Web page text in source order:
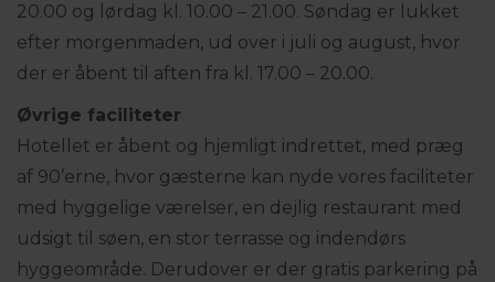
20.00 og lørdag kl. 10.00 – 21.00. Søndag er lukket
efter morgenmaden, ud over i juli og august, hvor
der er åbent til aften fra kl. 17.00 – 20.00.
Øvrige faciliteter
Hotellet er åbent og hjemligt indrettet, med præg
af 90’erne, hvor gæsterne kan nyde vores faciliteter
med hyggelige værelser, en dejlig restaurant med
udsigt til søen, en stor terrasse og indendørs
hyggeområde. Derudover er der gratis parkering på